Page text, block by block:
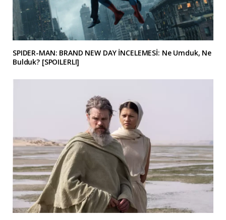
SPIDER-MAN: BRAND NEW DAY İNCELEMESİ: Ne Umduk, Ne
Bulduk? [SPOILERLI]